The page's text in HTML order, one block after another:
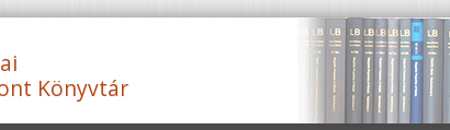
Könyvtár